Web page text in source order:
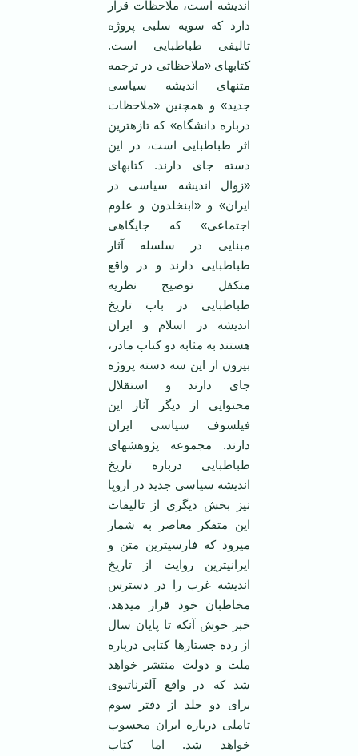
اندیشه است، ملاحظات قرار
دارد که سویه سلبی پروژه
تالیفی طباطبایی است.
کتاب‏های «ملاحظاتی در ترجمه
متن‏های اندیشه سیاسی
جدید» و همچنین «ملاحظات
درباره دانشگاه» که تازه‏ترین
اثر طباطبایی است، در این
دسته جای دارند. کتاب‏های
«زوال اندیشه سیاسی در
ایران» و «ابن‏خلدون و علوم
اجتماعی» که جایگاهی
مبنایی در سلسله آثار
طباطبایی دارند و در واقع
متکفل توضیح نظریه
طباطبایی در باب تاریخ
اندیشه در اسلام و ایران
هستند به مثابه دو کتاب مادر،
بیرون از این سه دسته پروژه
جای دارند و استقلال
محتوایی از دیگر آثار این
فیلسوف سیاسی ایران
دارند. مجموعه پژوهش‏های
طباطبایی درباره تاریخ
اندیشه سیاسی جدید در اروپا
نیز بخش دیگری از تالیفات
این متفکر معاصر به شمار
می‏رود که فارسی‏ترین متن و
ایرانی‏ترین روایت از تاریخ
اندیشه غرب را در دسترس
مخاطبان خود قرار می‏دهد.
خبر خوش آنکه تا پایان سال
از رده جستارها کتابی درباره
ملت و دولت منتشر خواهد
شد که در واقع آلترناتیوی
برای دو جلد از دفتر سوم
تاملی درباره ایران محسوب
خواهد شد. اما کتاب